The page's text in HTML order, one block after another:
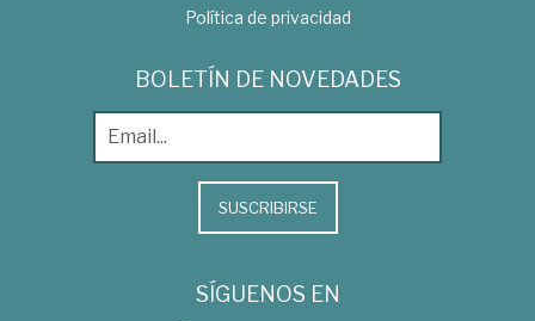
Política de privacidad
BOLETÍN DE NOVEDADES
SUSCRIBIRSE
SÍGUENOS EN